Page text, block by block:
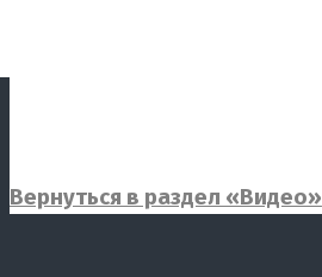
Вернуться в раздел «Видео»